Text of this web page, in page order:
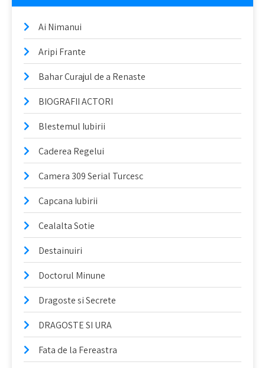
Ai Nimanui
Aripi Frante
Bahar Curajul de a Renaste
BIOGRAFII ACTORI
Blestemul Iubirii
Caderea Regelui
Camera 309 Serial Turcesc
Capcana Iubirii
Cealalta Sotie
Destainuiri
Doctorul Minune
Dragoste si Secrete
DRAGOSTE SI URA
Fata de la Fereastra